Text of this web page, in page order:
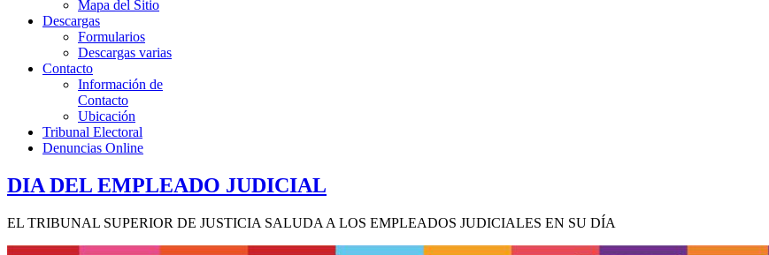
Mapa del Sitio
Descargas
Formularios
Descargas varias
Contacto
Información de
Contacto
Ubicación
Tribunal Electoral
Denuncias Online
DIA DEL EMPLEADO JUDICIAL
EL TRIBUNAL SUPERIOR DE JUSTICIA SALUDA A LOS EMPLEADOS JUDICIALES EN SU DÍA